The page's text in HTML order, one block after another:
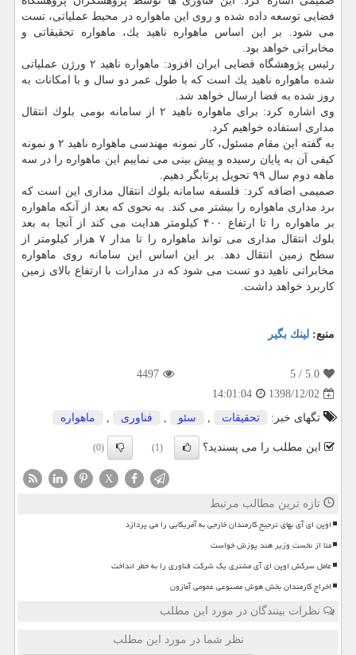
فضایی توسعه داده شده و روی این ماهواره در محیط عملیاتی، تست
می شود. بر این اساس ماهواره ناهید یك، ماهواره تحقیقاتی و
مخابراتی خواهد بود.
رئیس پژوهشگاه فضایی ایران افزود: ماهواره ناهید ۲ ورژن عملیاتی
شده ماهواره ناهید یك است كه با طول عمر دو سال و با امكانات به
روز شده به فضا ارسال خواهد شد.
وی اشاره كرد: برای ماهواره ناهید ۲ از سامانه بومی بلوك انتقال
مداری استفاده خواهیم كرد.
به گفته این مقام مسئول، كار نمونه مهندسی ماهواره ناهید ۲ و نمونه
كیفی آن به پایان رسیده و پیش بینی می نماییم این ماهواره را در سه
ماهه دوم سال ۹۹ تحویل پرتابگر دهیم.
صمیمی اضافه كرد: فلسفه سامانه بلوك انتقال مداری این است كه
برد مداری ماهواره را بیشتر می كند. به نحوی كه بعد از آنكه ماهواره
بر ماهواره را تا ارتفاع ۴۰۰ كیلومتر هدایت می كند از آنجا به بعد
بلوك انتقال مداری می تواند ماهواره را تا مدار ۷ هزار كیلومتر از
سطح زمین انتقال دهد. بر این اساس این سامانه روی ماهواره
مخابراتی ناهید دو تست می شود كه در مدارات با ارتفاع بالای زمین
كاربرد خواهد داشت.
منبع: لینك بگیر
5.0
/ 5
4497
1398/12/02
14:01:04
تگهای خبر:
تحقیقات , سئو , فناوری , ماهواره
این مطلب را می پسندید؟ (1)
(0)
X
تازه ترین مطالب مرتبط
اوپن ای آی بهای ترجیح کارمندان خارجی به آمریکایی را می پردازد
متا از نخست وزیر هند پوزش خواست
عامل سرکش اوپن ای آی مشتری یک شرکت فناوری را به خطر انداخت
اخراج کارمندان بخش هوش مصنوعی عمومی آمازون
نظرات بینندگان در مورد این مطلب
نظر شما در مورد این مطلب